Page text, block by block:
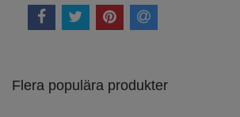
Flera populära produkter